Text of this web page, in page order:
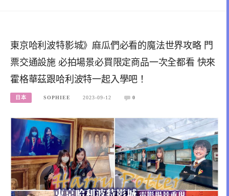
東京哈利波特影城》麻瓜們必看的魔法世界攻略 門
票交通設施 必拍場景必買限定商品一次全都看 快來
霍格華茲跟哈利波特一起入學吧！
日本 SOPHIEE 2023-09-12 0